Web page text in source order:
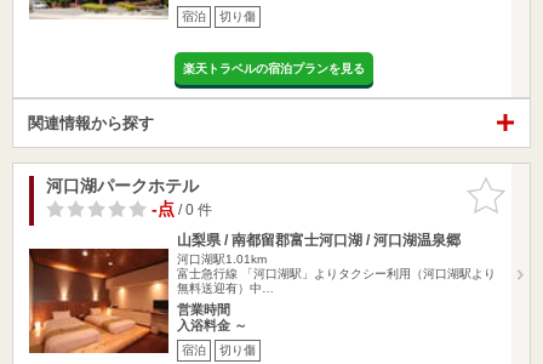
宿泊 切り傷
楽天トラベルの宿泊プランを見る
関連情報から探す
お気に入
りに追加
河口湖パークホテル
-点/ 0 件
山梨県 / 南都留郡富士河口湖 / 河口湖温泉郷
河口湖駅1.01km
富士急行線 「河口湖駅」よりタクシー利用（河口湖駅より
無料送迎有）中…
営業時間
入浴料金 ～
宿泊 切り傷